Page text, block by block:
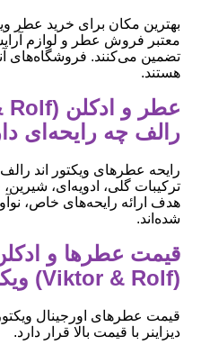
بهترین مکان برای خرید عطر
معتبر فروش عطر و لوازم
تضمین می‌کنند. فروشگاه‌های
هستند.
رالف چه رایحه‌ای
رایحه عطرهای ویکتور اند
ترکیبات گلی، ادویه‌ای،
هدف ارائه رایحه‌های خاص،
شده‌اند.
قیمت عطرها و
(Viktor & Rolf) ویکتور اند رالف
قیمت عطرهای اورجینال
دیزاینر با قیمت بالا قرار دارد.